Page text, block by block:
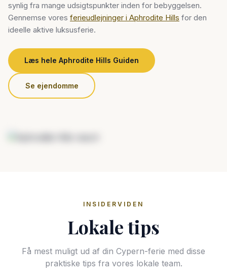
synlig fra mange udsigtspunkter inden for bebyggelsen.
Gennemse vores ferieudlejninger i Aphrodite Hills for den
ideelle aktive luksusferie.
Læs hele Aphrodite Hills Guiden
Se ejendomme
INSIDERVIDEN
Lokale tips
Få mest muligt ud af din Cypern-ferie med disse
praktiske tips fra vores lokale team.